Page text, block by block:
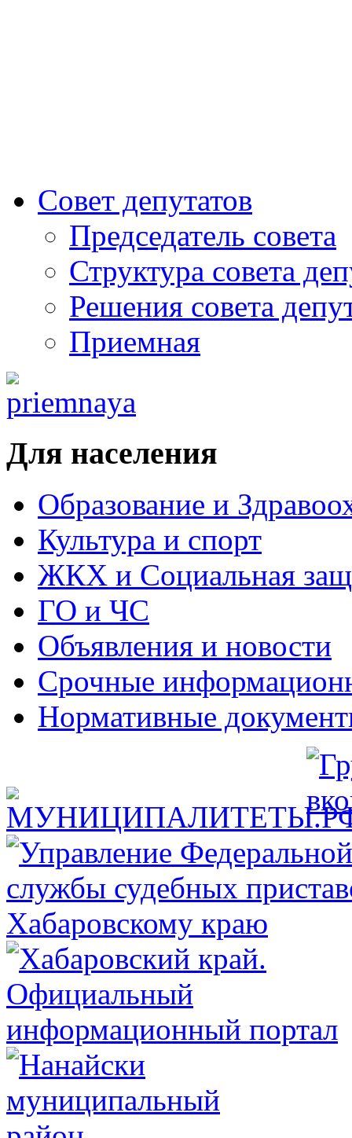
Совет депутатов
Председатель совета
Структура совета
Решения совета
Приемная
Для населения
Образование и
Культура и спорт
ЖКХ и Социальная
ГО и ЧС
Объявления и новости
Срочные
Нормативные